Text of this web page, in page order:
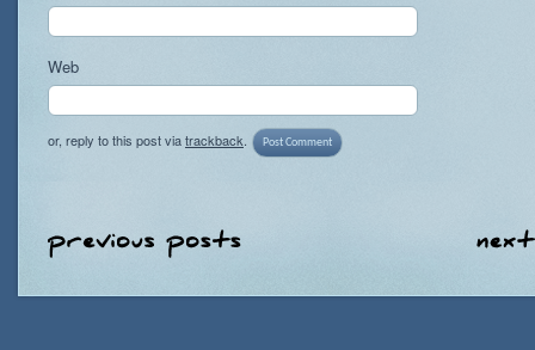
Web
or, reply to this post viatrackback.